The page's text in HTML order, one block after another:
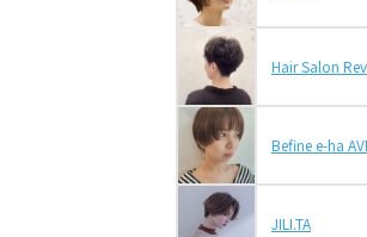
Hair Salon Rev
Befine e-ha
JILI.TA